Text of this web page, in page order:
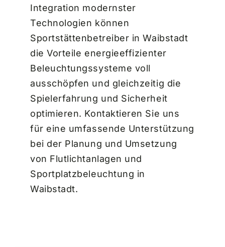
Integration modernster
Technologien können
Sportstättenbetreiber in Waibstadt
die Vorteile energieeffizienter
Beleuchtungssysteme voll
ausschöpfen und gleichzeitig die
Spielerfahrung und Sicherheit
optimieren. Kontaktieren Sie uns
für eine umfassende Unterstützung
bei der Planung und Umsetzung
von Flutlichtanlagen und
Sportplatzbeleuchtung in
Waibstadt.